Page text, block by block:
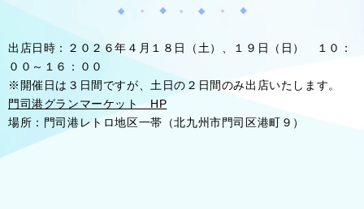
出店日時：２０２６年４月１８日（土）、１９日（日） １０：
００～１６：００
※開催日は３日間ですが、土日の２日間のみ出店いたします。
門司港グランマーケット HP
場所：門司港レトロ地区一帯（北九州市門司区港町９）